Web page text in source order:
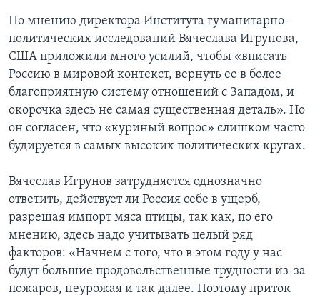
По мнению директора Института гуманитарно-
политических исследований Вячеслава Игрунова,
США приложили много усилий, чтобы «вписать
Россию в мировой контекст, вернуть ее в более
благоприятную систему отношений с Западом, и
окорочка здесь не самая существенная деталь». Но
он согласен, что «куриный вопрос» слишком часто
будируется в самых высоких политических кругах.
Вячеслав Игрунов затрудняется однозначно
ответить, действует ли Россия себе в ущерб,
разрешая импорт мяса птицы, так как, по его
мнению, здесь надо учитывать целый ряд
факторов: «Начнем с того, что в этом году у нас
будут большие продовольственные трудности из-за
пожаров, неурожая и так далее. Поэтому приток